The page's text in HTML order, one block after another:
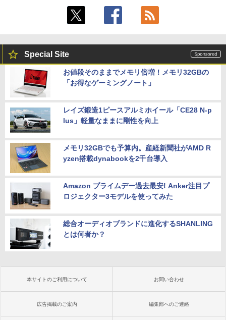
Special Site
お値段そのままでメモリ倍増！メモリ32GBの
「お得なゲーミングノート」
レイズ鍛造1ピースアルミホイール「CE28 N-p
lus」軽量なままに剛性を向上
メモリ32GBでも予算内。産経新聞社がAMD R
yzen搭載dynabookを2千台導入
Amazon プライムデー過去最安! Anker注目プ
ロジェクター3モデルを使ってみた
総合オーディオブランドに進化するSHANLING
とは何者か？
本サイトのご利用について お問い合わせ
広告掲載のご案内 編集部へのご連絡